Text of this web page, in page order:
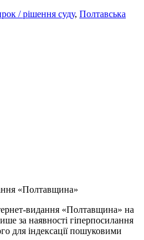
/ рішення суду, Полтавська
«Полтавщина»
видання «Полтавщина» на
за наявності гіперпосилання
для індексації пошуковими